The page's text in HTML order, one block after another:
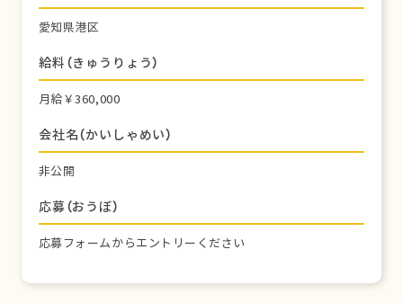
愛知県港区
給料（きゅうりょう）
月給￥360,000
会社名（かいしゃめい）
非公開
応募（おうぼ）
応募フォームからエントリーください